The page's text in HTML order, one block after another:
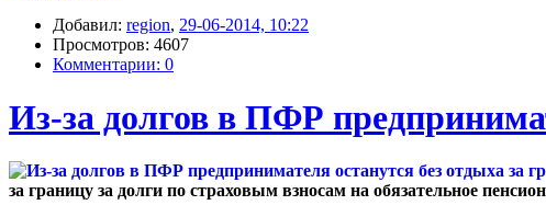
Добавил: region, 29-06-2014, 10:22
Просмотров: 4607
Комментарии: 0
Из-за долгов в ПФР
за границу за долги по страховым взносам на обязательное